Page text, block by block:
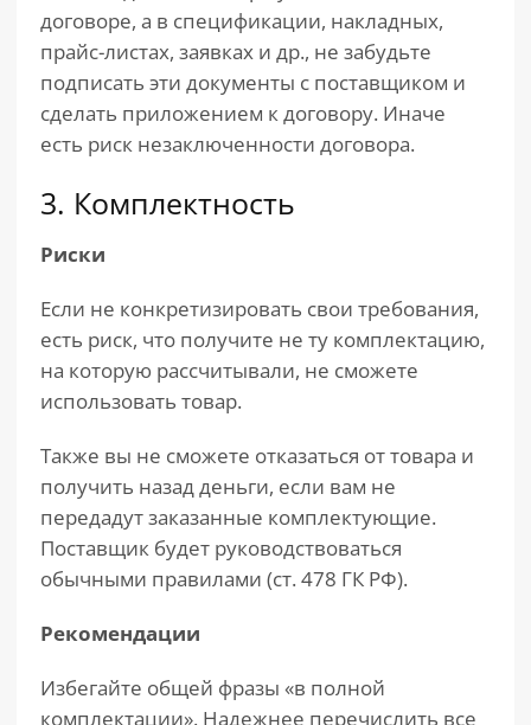
договоре, а в спецификации, накладных,
прайс-листах, заявках и др., не забудьте
подписать эти документы с поставщиком и
сделать приложением к договору. Иначе
есть риск незаключенности договора.
3. Комплектность
Риски
Если не конкретизировать свои требования,
есть риск, что получите не ту комплектацию,
на которую рассчитывали, не сможете
использовать товар.
Также вы не сможете отказаться от товара и
получить назад деньги, если вам не
передадут заказанные комплектующие.
Поставщик будет руководствоваться
обычными правилами (ст. 478 ГК РФ).
Рекомендации
Избегайте общей фразы «в полной
комплектации». Надежнее перечислить все